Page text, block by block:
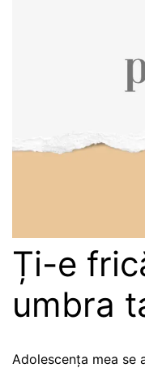
Ți-e
umbra
Adolescența mea se